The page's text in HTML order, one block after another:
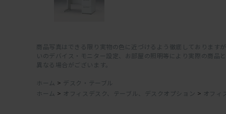
商品写真はできる限り実物の色に近づけるよう徹底しております
いのデバイス・モニター設定、お部屋の照明等により実際の商品
異なる場合がございます。
ホーム > デスク・テーブル
ホーム > オフィスデスク、テーブル、デスクオプション > オフィ